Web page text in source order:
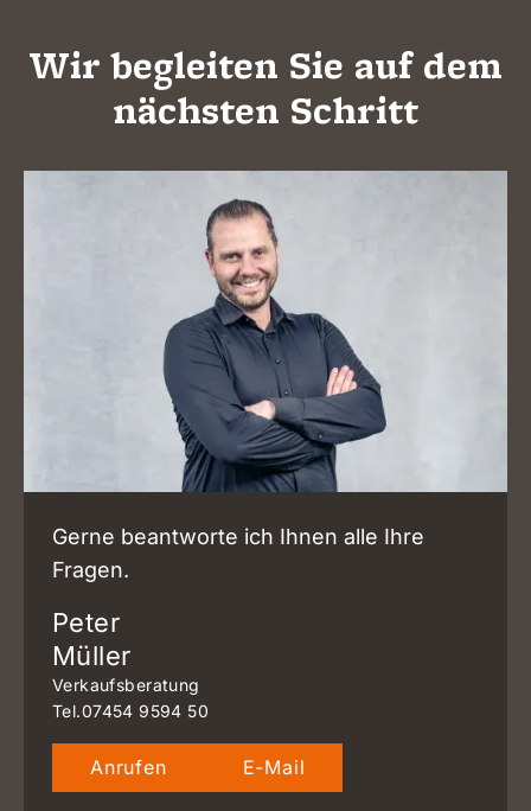
Wir begleiten Sie auf dem
nächsten Schritt
Gerne beantworte ich Ihnen alle Ihre
Fragen.
Peter
Müller
Verkaufsberatung
Tel.07454 9594 50
Anrufen E-Mail